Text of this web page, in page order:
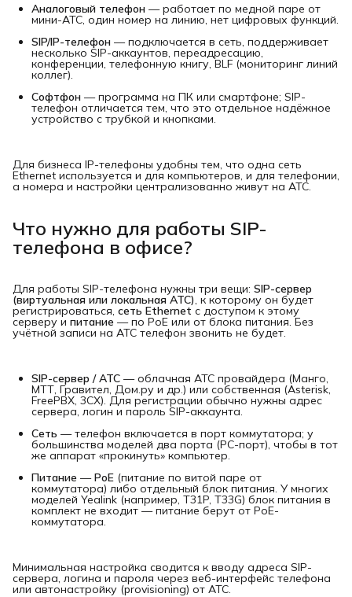
Аналоговый телефон — работает по медной паре от
мини-АТС, один номер на линию, нет цифровых функций.
SIP/IP-телефон — подключается в сеть, поддерживает
несколько SIP-аккаунтов, переадресацию,
конференции, телефонную книгу, BLF (мониторинг линий
коллег).
Софтфон — программа на ПК или смартфоне; SIP-
телефон отличается тем, что это отдельное надёжное
устройство с трубкой и кнопками.
Для бизнеса IP-телефоны удобны тем, что одна сеть
Ethernet используется и для компьютеров, и для телефонии,
а номера и настройки централизованно живут на АТС.
Что нужно для работы SIP-
телефона в офисе?
Для работы SIP-телефона нужны три вещи: SIP-сервер
(виртуальная или локальная АТС), к которому он будет
регистрироваться, сеть Ethernet с доступом к этому
серверу и питание — по PoE или от блока питания. Без
учётной записи на АТС телефон звонить не будет.
SIP-сервер / АТС — облачная АТС провайдера (Манго,
МТТ, Гравител, Дом.ру и др.) или собственная (Asterisk,
FreePBX, 3CX). Для регистрации обычно нужны адрес
сервера, логин и пароль SIP-аккаунта.
Сеть — телефон включается в порт коммутатора; у
большинства моделей два порта (PC-порт), чтобы в тот
же аппарат «прокинуть» компьютер.
Питание —PoE (питание по витой паре от
коммутатора) либо отдельный блок питания. У многих
моделей Yealink (например, T31P, T33G) блок питания в
комплект не входит — питание берут от PoE-
коммутатора.
Минимальная настройка сводится к вводу адреса SIP-
сервера, логина и пароля через веб-интерфейс телефона
или автонастройку (provisioning) от АТС.